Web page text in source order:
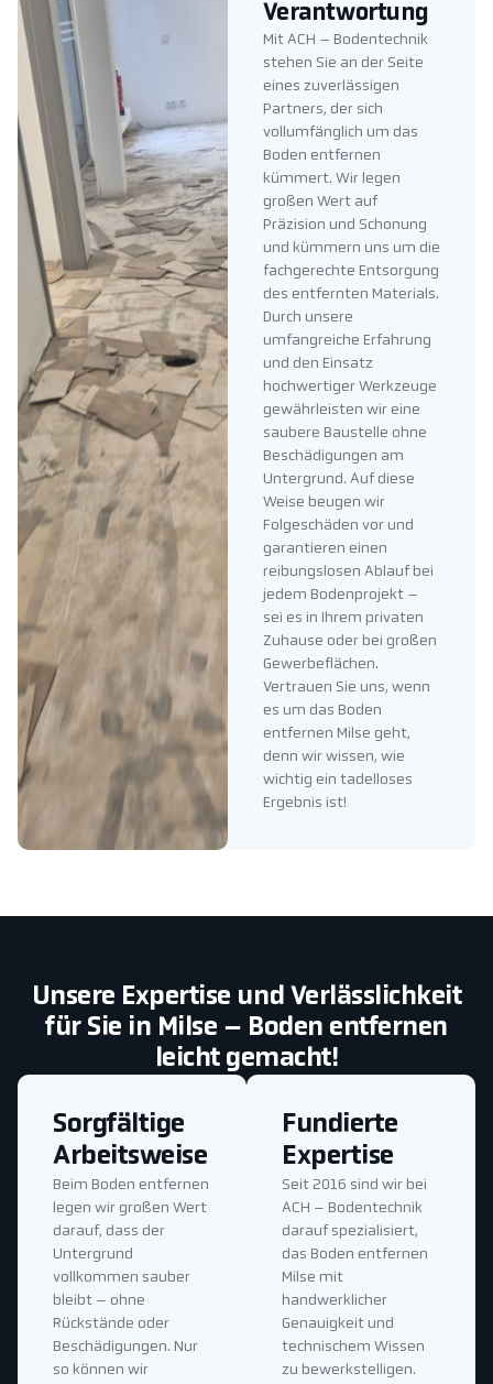
Verantwortung
Mit ACH – Bodentechnik
stehen Sie an der Seite
eines zuverlässigen
Partners, der sich
vollumfänglich um das
Boden entfernen
kümmert. Wir legen
großen Wert auf
Präzision und Schonung
und kümmern uns um die
fachgerechte Entsorgung
des entfernten Materials.
Durch unsere
umfangreiche Erfahrung
und den Einsatz
hochwertiger Werkzeuge
gewährleisten wir eine
saubere Baustelle ohne
Beschädigungen am
Untergrund. Auf diese
Weise beugen wir
Folgeschäden vor und
garantieren einen
reibungslosen Ablauf bei
jedem Bodenprojekt –
sei es in Ihrem privaten
Zuhause oder bei großen
Gewerbeflächen.
Vertrauen Sie uns, wenn
es um das Boden
entfernen Milse geht,
denn wir wissen, wie
wichtig ein tadelloses
Ergebnis ist!
Unsere Expertise und Verlässlichkeit
für Sie in Milse – Boden entfernen
leicht gemacht!
Fundierte
Expertise
Seit 2016 sind wir bei
ACH – Bodentechnik
darauf spezialisiert,
das Boden entfernen
Milse mit
handwerklicher
Genauigkeit und
technischem Wissen
zu bewerkstelligen.
Sorgfältige
Arbeitsweise
Beim Boden entfernen
legen wir großen Wert
darauf, dass der
Untergrund
vollkommen sauber
bleibt – ohne
Rückstände oder
Beschädigungen. Nur
so können wir